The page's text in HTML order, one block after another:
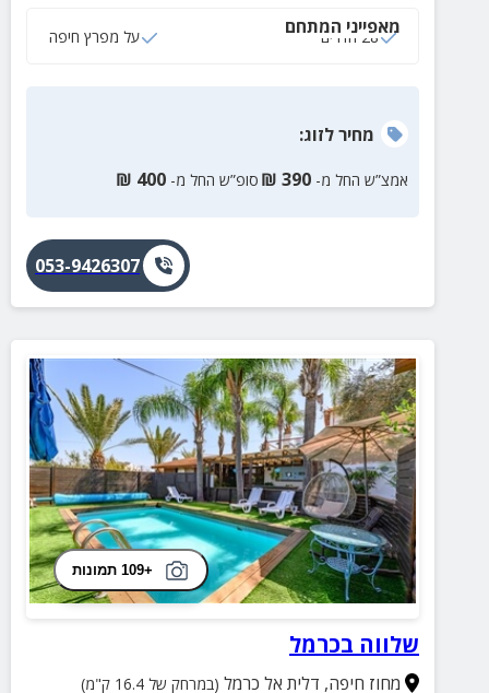
הסוגים, חוף הים, מסעדות, בתי קפה ועוד.
מאפייני המתחם
28 חדרים על מפרץ חיפה
מחירלזוג:
אמצ”ש החל מ- 390
₪ סופ”ש החל מ- 400
₪
053-9426307
+109 תמונות
שלווה בכרמל
מחוז חיפה, דלית אל כרמל (במרחק של 16.4 ק"מ)